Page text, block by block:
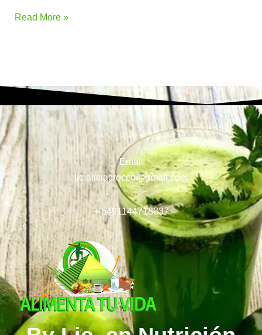
Read More »
Email
lic.aliciacrocco@gmail.com
+ 5491144718837